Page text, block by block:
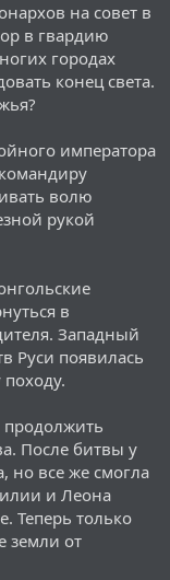
на совет в
в гвардию
городах
конец света.
императора
волю
рукой
в
Западный
Руси появилась
продолжить
После битвы у
но все же смогла
и Леона
Теперь только
земли от